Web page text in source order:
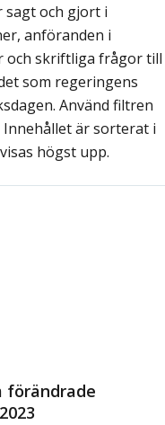
sagt och gjort i
anföranden i
och skriftliga frågor till
som regeringens
Använd filtren
är sorterat i
högst upp.
förändrade